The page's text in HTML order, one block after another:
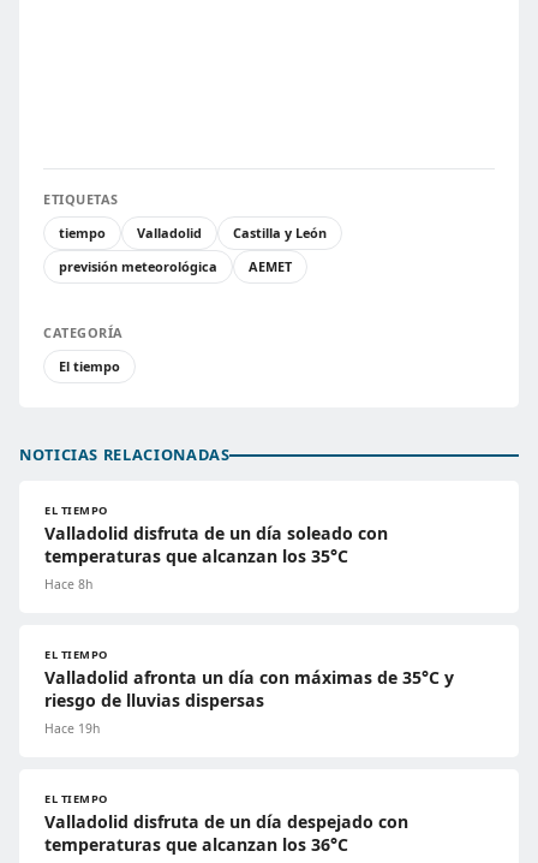
ETIQUETAS
tiempo
Valladolid
Castilla y León
previsión meteorológica
AEMET
CATEGORÍA
El tiempo
NOTICIAS RELACIONADAS
EL TIEMPO
Valladolid disfruta de un día soleado con
temperaturas que alcanzan los 35°C
Hace 8h
EL TIEMPO
Valladolid afronta un día con máximas de 35°C y
riesgo de lluvias dispersas
Hace 19h
EL TIEMPO
Valladolid disfruta de un día despejado con
temperaturas que alcanzan los 36°C